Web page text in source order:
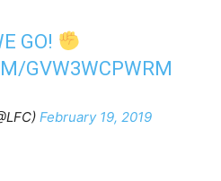
GO!
GVW3WCPWRM
February 19, 2019